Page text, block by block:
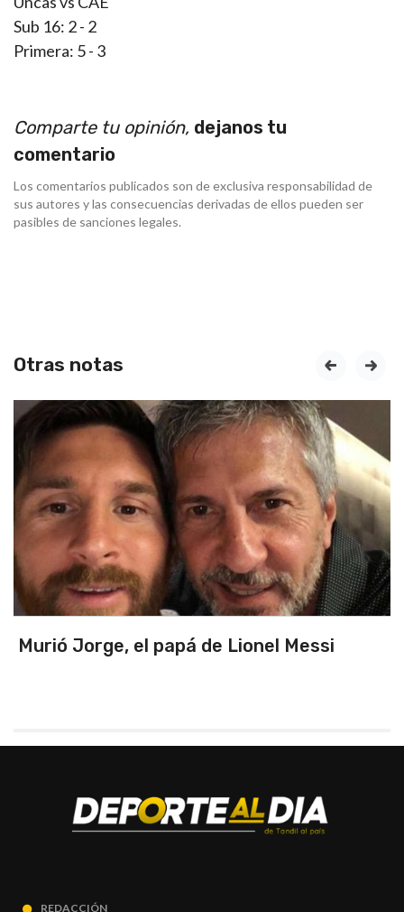
Sub 16: 2 - 2
Primera: 5 - 3
Comparte tu opinión, dejanos tu
comentario
Los comentarios publicados son de exclusiva responsabilidad de
sus autores y las consecuencias derivadas de ellos pueden ser
pasibles de sanciones legales.
Otras notas
de Lionel Messi
Triunfo en un
prev next
REDACCIÓN